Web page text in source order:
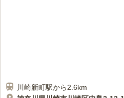
川崎新町駅から2.6km